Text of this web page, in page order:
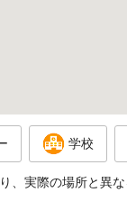
学校
、実際の場所と異